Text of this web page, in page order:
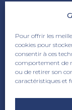
Pour offrir les
cookies pour
consentir à ces
comportement de
ou de retirer son
caractéristiques et
6 rue de